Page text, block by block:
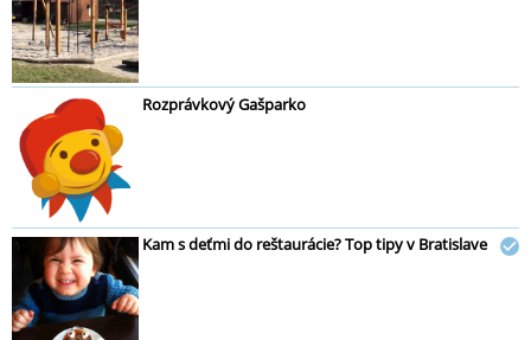
Rozprávkový Gašparko
Kam s deťmi do reštaurácie? Top tipy v Bratislave